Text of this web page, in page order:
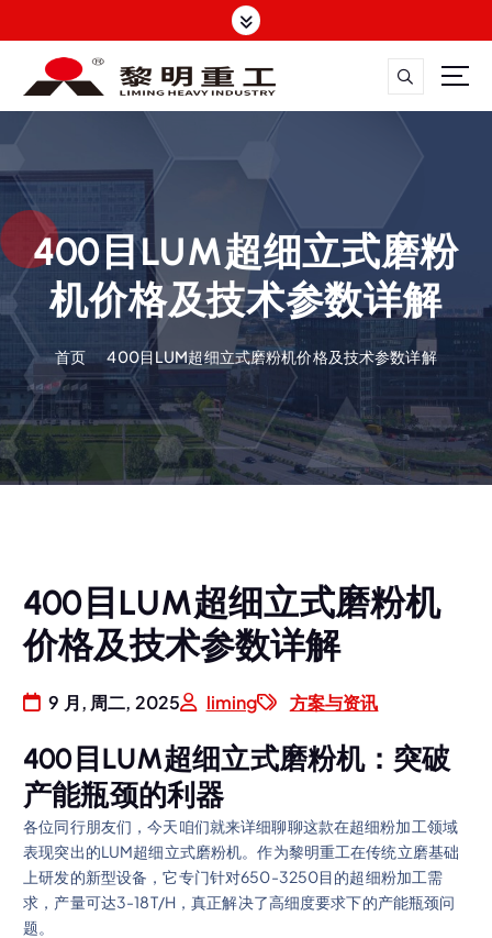
转
容 大修渣磨粉机，矿渣立磨
400目LUM超细立式磨粉
机价格及技术参数详解
首页 400目LUM超细立式磨粉机价格及技术参数详解
400目LUM超细立式磨粉机
价格及技术参数详解
9 月, 周二, 2025 liming 方案与资讯
400目LUM超细立式磨粉机：突破
产能瓶颈的利器
各位同行朋友们，今天咱们就来详细聊聊这款在超细粉加工领域
表现突出的LUM超细立式磨粉机。作为黎明重工在传统立磨基础
上研发的新型设备，它专门针对650-3250目的超细粉加工需
求，产量可达3-18T/H，真正解决了高细度要求下的产能瓶颈问
题。